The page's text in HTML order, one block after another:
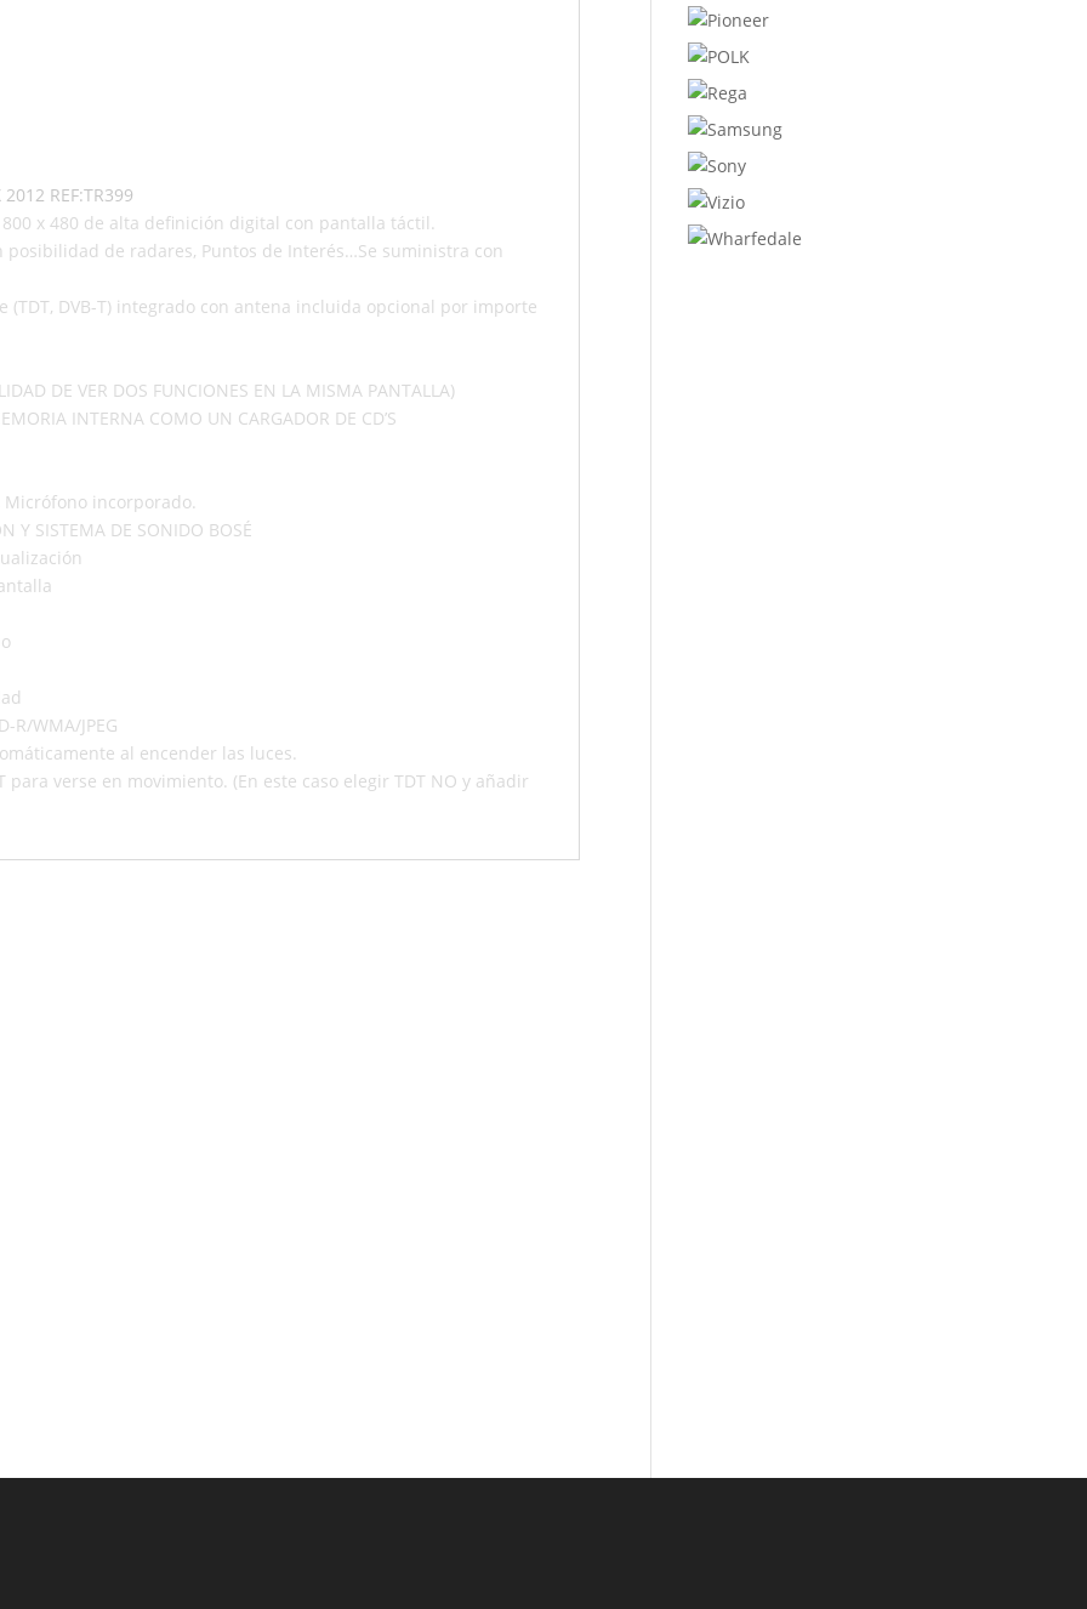
REF:TR399
800 x 480 de alta definición digital con pantalla táctil.
posibilidad de radares, Puntos de Interés…Se suministra con
DVB-T) integrado con antena incluida opcional por importe
DE VER DOS FUNCIONES EN LA MISMA PANTALLA)
INTERNA COMO UN CARGADOR DE CD’S
incorporado.
Y SISTEMA DE SONIDO BOSÉ
R/WMA/JPEG
al encender las luces.
verse en movimiento. (En este caso elegir TDT NO y añadir